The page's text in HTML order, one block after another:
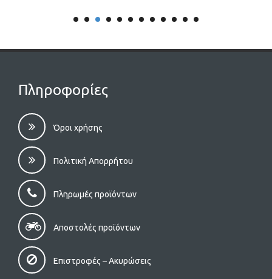
Πληροφορίες
Όροι χρήσης
Πολιτική Απορρήτου
Πληρωμές προϊόντων
Αποστολές προϊόντων
Επιστροφές – Aκυρώσεις